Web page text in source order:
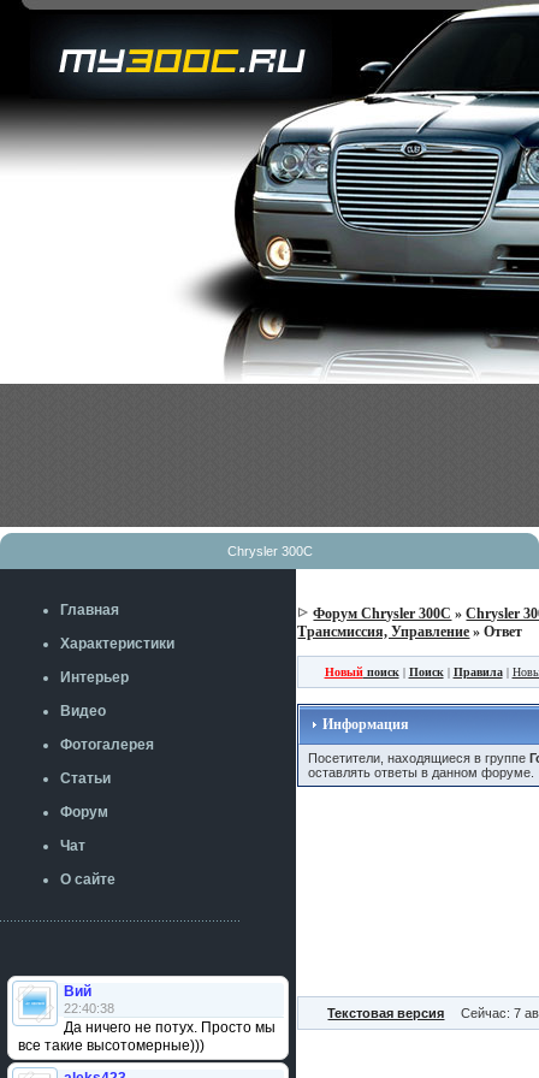
Chrysler 300C
Главная
Характеристики
Интерьер
Видео
Фотогалерея
Статьи
Форум
Чат
О сайте
Вий
22:40:38
Да ничего не потух. Просто мы
все такие высотомерные)))
Форум Chrysler 300C »Chrysler
Трансмиссия, Управление » Ответ
Новыйпоиск| Поиск| Правила|
Информация
Посетители, находящиеся в группе
оставлять ответы в данном форуме.
Текстовая версия Сейчас: 7